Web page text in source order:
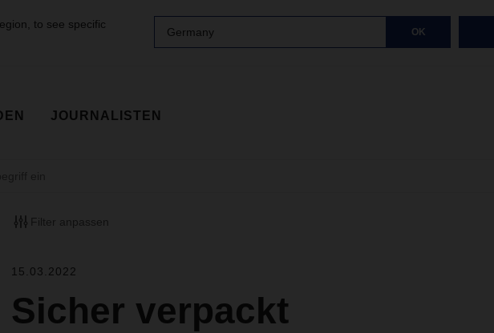
to see specific
Germany OK
JOURNALISTEN
Filter anpassen
15.03.2022
Sicher verpackt